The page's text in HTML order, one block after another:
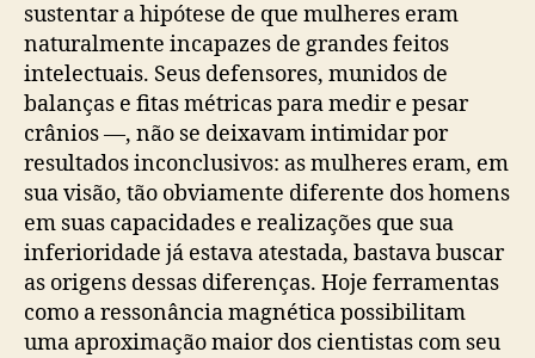
sustentar a hipótese de que mulheres eram
naturalmente incapazes de grandes feitos
intelectuais. Seus defensores, munidos de
balanças e fitas métricas para medir e pesar
crânios —, não se deixavam intimidar por
resultados inconclusivos: as mulheres eram, em
sua visão, tão obviamente diferente dos homens
em suas capacidades e realizações que sua
inferioridade já estava atestada, bastava buscar
as origens dessas diferenças. Hoje ferramentas
como a ressonância magnética possibilitam
uma aproximação maior dos cientistas com seu